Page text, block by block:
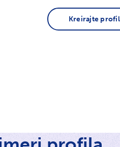
Kreirajte profil